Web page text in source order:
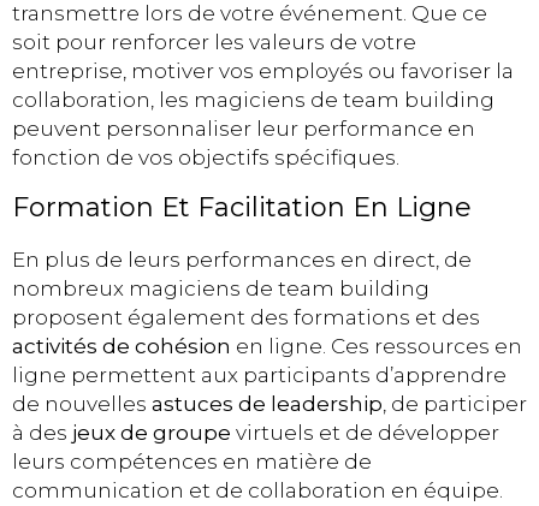
transmettre lors de votre événement. Que ce
soit pour renforcer les valeurs de votre
entreprise, motiver vos employés ou favoriser la
collaboration, les magiciens de team building
peuvent personnaliser leur performance en
fonction de vos objectifs spécifiques.
Formation Et Facilitation En Ligne
En plus de leurs performances en direct, de
nombreux magiciens de team building
proposent également des formations et des
activités de cohésion en ligne. Ces ressources en
ligne permettent aux participants d’apprendre
de nouvelles astuces de leadership , de participer
à des jeux de groupe virtuels et de développer
leurs compétences en matière de
communication et de collaboration en équipe.